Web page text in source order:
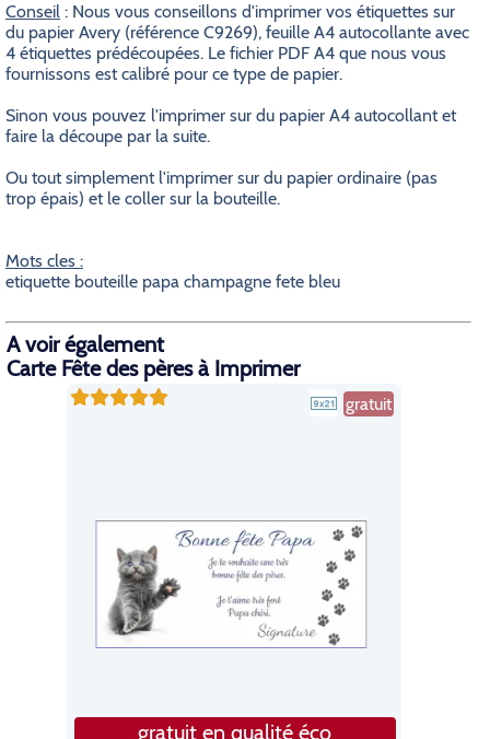
Conseil : Nous vous conseillons d'imprimer vos étiquettes sur
du papier Avery (référence C9269), feuille A4 autocollante avec
4 étiquettes prédécoupées. Le fichier PDF A4 que nous vous
fournissons est calibré pour ce type de papier.
Sinon vous pouvez l'imprimer sur du papier A4 autocollant et
faire la découpe par la suite.
Ou tout simplement l'imprimer sur du papier ordinaire (pas
trop épais) et le coller sur la bouteille.
Mots cles :
etiquette bouteille papa champagne fete bleu
A voir également
Carte Fête des pères à Imprimer
gratuit
gratuit en qualité éco